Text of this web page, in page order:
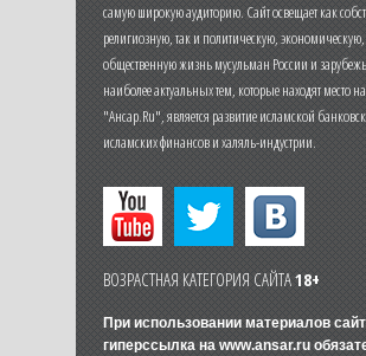
самую широкую аудиторию. Сайт освещает как
религиозную, так и политическую,
общественную жизнь мусульман России и
наиболее актуальных тем, которые находят место
"Ансар.Ru", является развитие исламской
исламских финансов и халяль-индустрии.
ВОЗРАСТНАЯ КАТЕГОРИЯ САЙТА18+
При использовании материалов
гиперссылка на www.ansar.ru